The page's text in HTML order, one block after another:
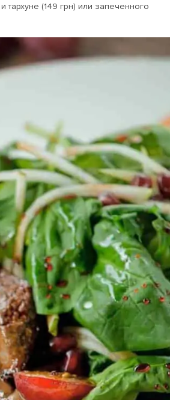
тархуне (149 грн) или запеченного